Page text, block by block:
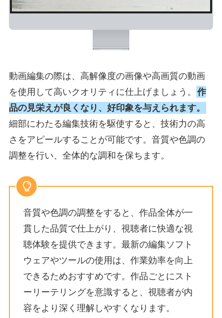
動画編集の際は、高解像度の画像や高画質の動画
を使用して高いクオリティに仕上げましょう。
作
品の見栄えが良くなり、好印象を与えられます。
細部にわたる編集技術を駆使すると、技術力の高
さをアピールすることが可能です。音質や色調の
調整を行い、全体的な調和を保ちます。
音質や色調の調整をすると、作品全体が一
貫した品質で仕上がり、視聴者に快適な視
聴体験を提供できます。最新の編集ソフト
ウェアやツールの使用は、作業効率を向上
できるためおすすめです。作品ごとにスト
ーリーテリングを意識すると、視聴者が内
容をより深く理解しやすくなります。